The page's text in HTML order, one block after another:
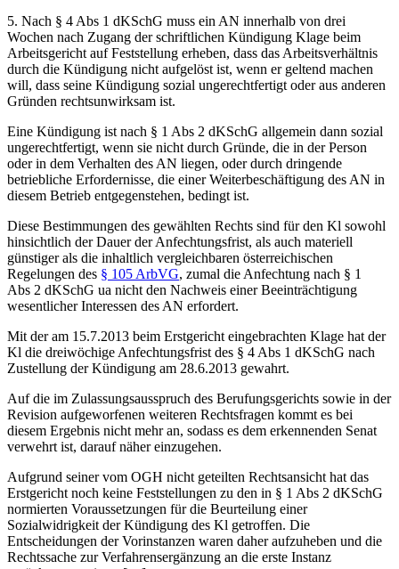
5. Nach § 4 Abs 1 dKSchG muss ein AN innerhalb von drei
Wochen nach Zugang der schriftlichen Kündigung Klage beim
Arbeitsgericht auf Feststellung erheben, dass das Arbeitsverhältnis
durch die Kündigung nicht aufgelöst ist, wenn er geltend machen
will, dass seine Kündigung sozial ungerechtfertigt oder aus anderen
Gründen rechtsunwirksam ist.
Eine Kündigung ist nach § 1 Abs 2 dKSchG allgemein dann sozial
ungerechtfertigt, wenn sie nicht durch Gründe, die in der Person
oder in dem Verhalten des AN liegen, oder durch dringende
betriebliche Erfordernisse, die einer Weiterbeschäftigung des AN in
diesem Betrieb entgegenstehen, bedingt ist.
Diese Bestimmungen des gewählten Rechts sind für den Kl sowohl
hinsichtlich der Dauer der Anfechtungsfrist, als auch materiell
günstiger als die inhaltlich vergleichbaren österreichischen
Regelungen des § 105 ArbVG, zumal die Anfechtung nach § 1
Abs 2 dKSchG ua nicht den Nachweis einer Beeinträchtigung
wesentlicher Interessen des AN erfordert.
Mit der am 15.7.2013 beim Erstgericht eingebrachten Klage hat der
Kl die dreiwöchige Anfechtungsfrist des § 4 Abs 1 dKSchG nach
Zustellung der Kündigung am 28.6.2013 gewahrt.
Auf die im Zulassungsausspruch des Berufungsgerichts sowie in der
Revision aufgeworfenen weiteren Rechtsfragen kommt es bei
diesem Ergebnis nicht mehr an, sodass es dem erkennenden Senat
verwehrt ist, darauf näher einzugehen.
Aufgrund seiner vom OGH nicht geteilten Rechtsansicht hat das
Erstgericht noch keine Feststellungen zu den in § 1 Abs 2 dKSchG
normierten Voraussetzungen für die Beurteilung einer
Sozialwidrigkeit der Kündigung des Kl getroffen. Die
Entscheidungen der Vorinstanzen waren daher aufzuheben und die
Rechtssache zur Verfahrensergänzung an die erste Instanz